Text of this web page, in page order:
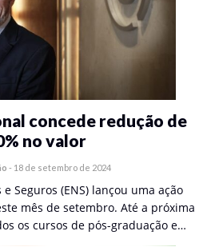
concede redução de
no valor
- 18 de setembro de 2024
Seguros (ENS) lançou uma ação
mês de setembro. Até a próxima
os cursos de pós-graduação e…